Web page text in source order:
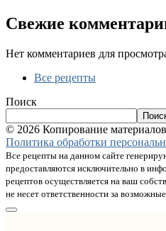
Свежие
Нет комментариев для
Все рецепты
Поиск
© 2026 Копирование
Политика обработки
Все рецепты на данном сайте
предоставляются исключительно в
рецептов осуществляется на ваш
не несет ответственности за